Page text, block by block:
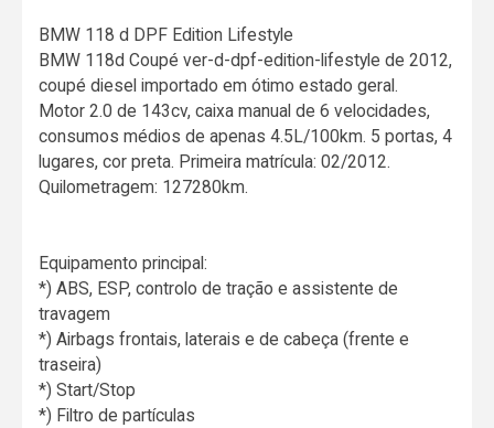
BMW 118 d DPF Edition Lifestyle
BMW 118d Coupé ver-d-dpf-edition-lifestyle de 2012,
coupé diesel importado em ótimo estado geral.
Motor 2.0 de 143cv, caixa manual de 6 velocidades,
consumos médios de apenas 4.5L/100km. 5 portas, 4
lugares, cor preta. Primeira matrícula: 02/2012.
Quilometragem: 127280km.
Equipamento principal:
*) ABS, ESP, controlo de tração e assistente de
travagem
*) Airbags frontais, laterais e de cabeça (frente e
traseira)
*) Start/Stop
*) Filtro de partículas